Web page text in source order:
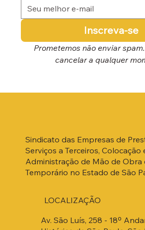
Inscreva-se
Prometemos não enviar
cancelar a qualquer
Sindicato das Empresas de
Serviços a Terceiros, Colocação
Administração de Mão de Obra
Temporário no Estado de São
Av. São Luís, 258 - 18º
LOCALIZAÇÃO